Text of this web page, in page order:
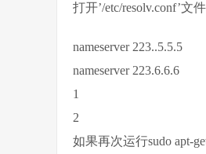
打开’/etc/resolv.conf’文
nameserver 223..5.5.5
nameserver 223.6.6.6
1
2
如果再次运行sudo apt-